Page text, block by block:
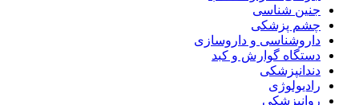
جنین شناسی
چشم پزشکی
داروشناسی و داروسازی
دستگاه گوارش و کبد
دندانپزشکی
رادیولوژی
روانپزشکی